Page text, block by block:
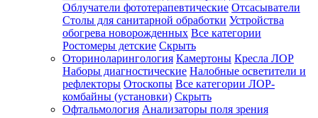
Облучатели фототерапевтические Отсасыватели
Столы для санитарной обработки Устройства
обогрева новорожденных Все категории
Ростомеры детские Скрыть
Оториноларингология Камертоны Кресла ЛОР
Наборы диагностические Налобные осветители и
рефлекторы Отоскопы Все категории ЛОР-
комбайны (установки) Скрыть
Офтальмология Анализаторы поля зрения